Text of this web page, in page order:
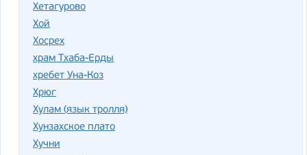
Хетагурово
Хой
Хосрех
храм Тхаба-Ерды
хребет Уна-Коз
Хрюг
Хулам (язык тролля)
Хунзахское плато
Хучни